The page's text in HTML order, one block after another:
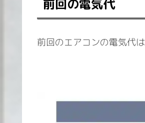
前回の電気代
前回のエアコンの電気代は